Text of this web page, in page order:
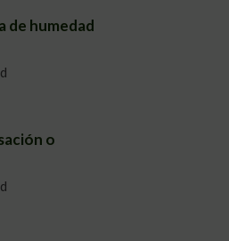
de humedad
o